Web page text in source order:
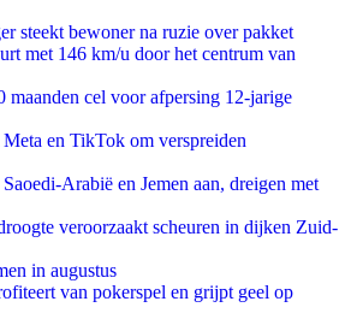
steekt bewoner na ruzie over pakket
met 146 km/u door het centrum van
cel voor afpersing 12-jarige
en TikTok om verspreiden
Arabië en Jemen aan, dreigen met
veroorzaakt scheuren in dijken Zuid-
in augustus
van pokerspel en grijpt geel op